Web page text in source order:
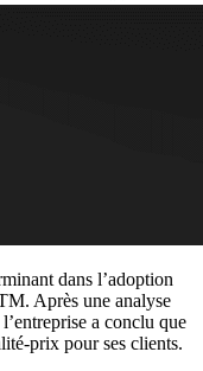
dans l’adoption
Après une analyse
a conclu que
prix pour ses clients.